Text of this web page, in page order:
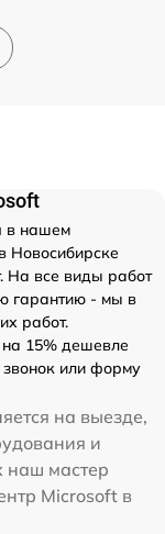
в нашем
Новосибирске
На все виды работ
гарантию - мы в
работ.
на 15% дешевле
или форму
на выезде,
и
наш мастер
Microsoft в